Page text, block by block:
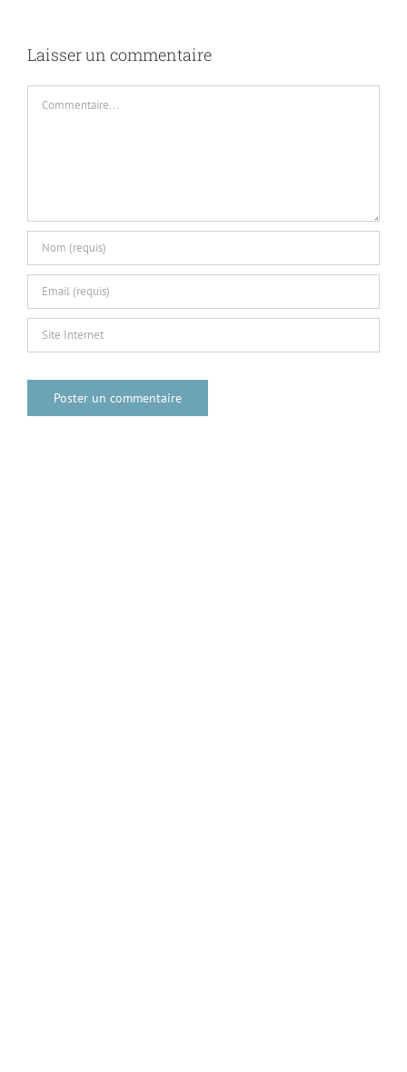
Laisser un commentaire